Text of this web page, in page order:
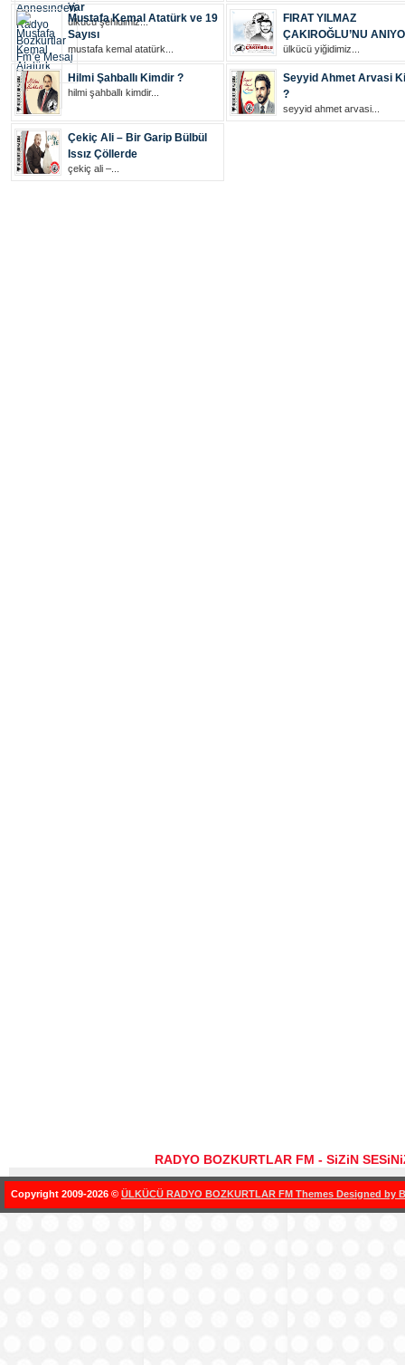
Var
ülkücü şehi̇di̇mi̇z...
Mustafa Kemal Atatürk ve 19
Sayısı
mustafa kemal atatürk...
FIRAT YILMAZ
ÇAKIROĞLU’NU
ülkücü yiğidimiz...
Hilmi Şahballı Kimdir ?
hilmi şahballı kimdir...
Seyyid Ahmet Arvasi
?
seyyid ahmet arvasi...
Çekiç Ali – Bir Garip Bülbül
Issız Çöllerde
çekiç ali –...
RADYO BOZKURTLAR FM - SiZiN
Copyright 2009-2026 © ÜLKÜCÜ RADYO BOZKURTLAR FM Themes Designed by